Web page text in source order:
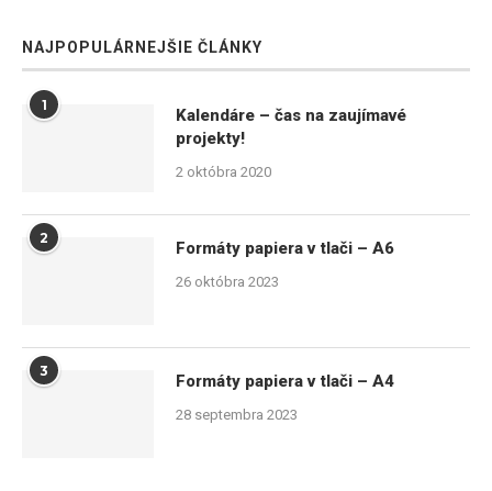
NAJPOPULÁRNEJŠIE ČLÁNKY
1
Kalendáre – čas na zaujímavé
projekty!
2 októbra 2020
2
Formáty papiera v tlači – A6
26 októbra 2023
3
Formáty papiera v tlači – A4
28 septembra 2023